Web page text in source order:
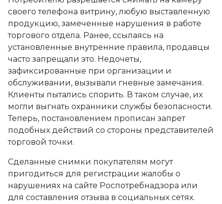
своего телефона витрину, любую выставленную
продукцию, замеченные нарушения в работе
торгового отдела. Ранее, ссылаясь на
установленные внутренние правила, продавцы
часто запрещали это. Недочеты,
зафиксированные при организации и
обслуживании, вызывали гневные замечания.
Клиенты пытались спорить. В таком случае, их
могли выгнать охранники службы безопасности.
Теперь, постановлением прописан запрет
подобных действий со стороны представителей
торговой точки.
Сделанные снимки покупателям могут
пригодиться для регистрации жалобы о
нарушениях на сайте Роспотребнадзора или
для составления отзыва в социальных сетях.